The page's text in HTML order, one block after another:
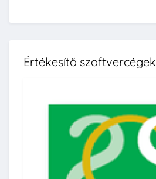
Értékesítő szoftvercégek